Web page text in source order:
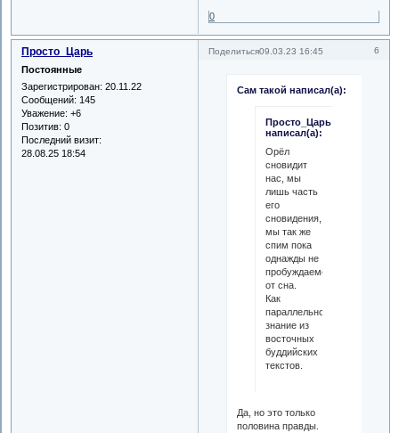
0
Поделиться 6
09.03.23 16:45
Просто_Царь
Постоянные
Зарегистрирован: 20.11.22
Сообщений: 145
Уважение: +6
Позитив: 0
Последний визит:
28.08.25 18:54
Сам такой написал(а):
Просто_Царь
написал(а):
Орёл
сновидит
нас, мы
лишь часть
его
сновидения,
мы так же
спим пока
однажды не
пробуждаемся
от сна.
Как
параллельное
знание из
восточных
буддийских
текстов.
Да, но это только
половина правды.